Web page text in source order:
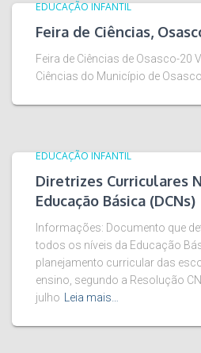
EDUCAÇÃO INFANTIL
Feira de Ciências,
Feira de Ciências de Osasco-20
Ciências do Município de
EDUCAÇÃO INFANTIL
Diretrizes Curriculares
Educação Básica (DCNs)
Informações: Documento que
todos os níveis da Educação
planejamento curricular das
ensino, segundo a Resolução
julho
Leia mais…